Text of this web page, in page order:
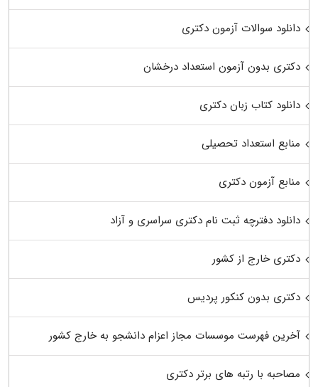
دانلود سوالات آزمون دکتری
دکتری بدون آزمون استعداد درخشان
دانلود کتاب زبان دکتری
منابع استعداد تحصیلی
منابع آزمون دکتری
دانلود دفترچه ثبت نام دکتری سراسری و آزاد
دکتری خارج از کشور
دکتری بدون کنکور پردیس
آخرین فهرست موسسات مجاز اعزام دانشجو به خارج کشور
مصاحبه با رتبه های برتر دکتری